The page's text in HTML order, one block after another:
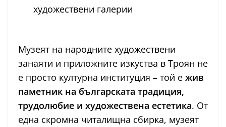
художествени галерии
Музеят на народните художествени
занаяти и приложните изкуства в Троян не
е просто културна институция – той е жив
паметник на българската традиция,
трудолюбие и художествена естетика. От
една скромна читалищна сбирка, музеят